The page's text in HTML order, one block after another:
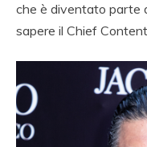
che è diventato parte
sapere il Chief